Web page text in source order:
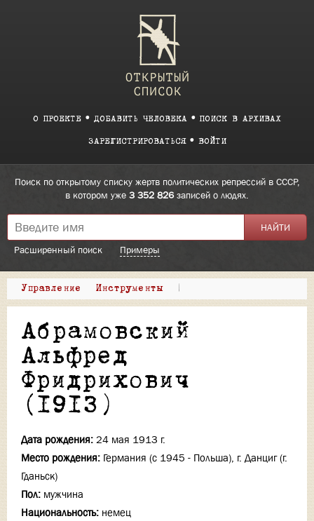
О ПРОЕКТЕ ДОБАВИТЬ ЧЕЛОВЕКА ПОИСК В АРХИВАХ
ЗАРЕГИСТРИРОВАТЬСЯ ВОЙТИ
Поиск по открытому списку жертв политических репрессий в СССР,
в котором уже 3 352 826записей о людях.
Расширенный поиск Примеры
Управление Инструменты |
Абрамовский
Альфред
Фридрихович
(1913)
Дата рождения: 24 мая 1913 г.
Место рождения: Германия (с 1945 - Польша), г. Данциг (г.
Гданьск)
Пол: мужчина
Национальность: немец